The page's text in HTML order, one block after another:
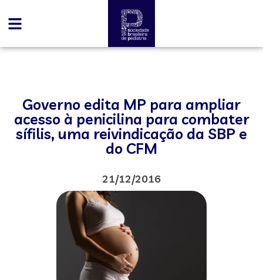
Governo edita MP para ampliar
acesso à penicilina para combater
sífilis, uma reivindicação da SBP e
do CFM
21/12/2016